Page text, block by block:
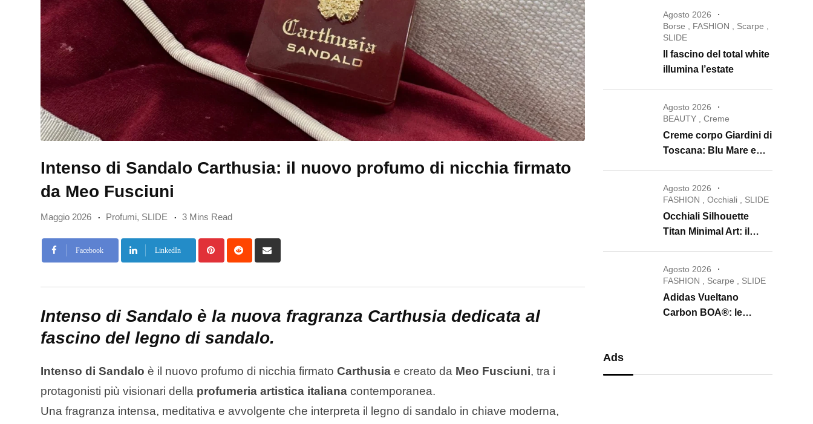
Intenso di Sandalo Carthusia: il nuovo profumo di nicchia firmato
da Meo Fusciuni
Maggio 2026 Profumi, SLIDE 3 Mins Read
Facebook LinkedIn PinterestReddit
via
Intenso di Sandalo è la nuova fragranza Carthusia dedicata al
fascino del legno di sandalo.
Intenso di Sandalo è il nuovo profumo di nicchia firmato Carthusia e creato da Meo Fusciuni, tra i
protagonisti più visionari della profumeria artistica italiana contemporanea.
Una fragranza intensa, meditativa e avvolgente che interpreta il legno di sandalo in chiave moderna,
Agosto 2026
Borse
FASHION Scarpe
SLIDE
Il fascino del total white
illumina l’estate
Agosto 2026
BEAUTY
Creme
Creme corpo Giardini di
Toscana: Blu Mare e
di lusso
Agosto 2026
FASHION
Occhiali SLIDE
Occhiali Silhouette
Titan Minimal Art: il
conquista il 2026
Agosto 2026
FASHION
Scarpe SLIDE
Adidas Vueltano
Carbon BOA®: le
precisione
Ads